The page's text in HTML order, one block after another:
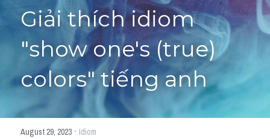
Academic words
Phrase
Phrasal Verb
Idioms đồng nghĩa
Idioms trái nghĩa
Giải thích idiom
"show one's (true)
colors" tiếng anh
August 29, 2023 · Idiom